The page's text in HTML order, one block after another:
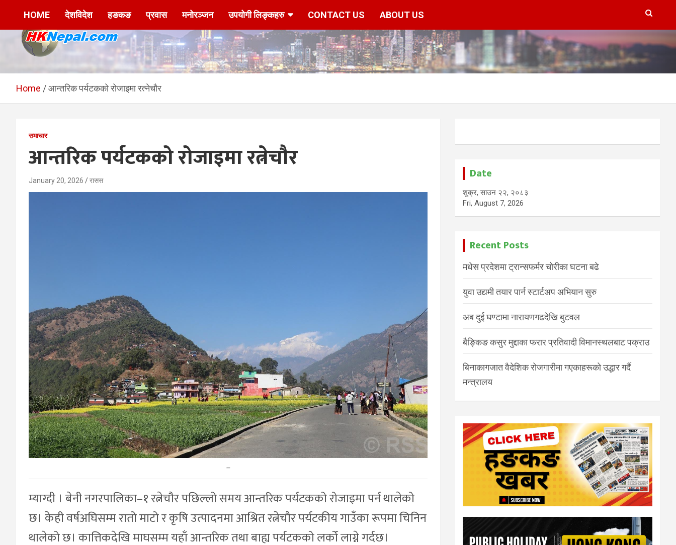
HKNepal.com –
हङकङबाट सञ्चालित पहिलो
hknepal, hknepal.com, hk nepal, hk nepal com
HOME देशविदेश हङकङ प्रवास मनोरञ्जन उपयोगी लिङ्कहरु CONTACT US ABOUT US
Home आन्तरिक पर्यटकको रोजाइमा रत्नेचौर
समाचार
आन्तरिक पर्यटकको रोजाइमा रत्नेचौर
January 20, 2026 रासस
–
म्याग्दी । बेनी नगरपालिका–१ रत्नेचौर पछिल्लो समय आन्तरिक पर्यटकको रोजाइमा पर्न थालेको
छ। केही वर्षअघिसम्म रातो माटो र कृषि उत्पादनमा आश्रित रत्नेचौर पर्यटकीय गाउँका रूपमा चिनिन
थालेको छ। कात्तिकदेखि माघसम्म यहाँ आन्तरिक तथा बाह्य पर्यटकको लर्को लाग्ने गर्दछ।
Date
शुक्र, साउन २२, २०८३
Fri, August 7, 2026
Recent Posts
मधेस प्रदेशमा ट्रान्सफर्मर चोरीका घटना बढे
युवा उद्यमी तयार पार्न स्टार्टअप अभियान सुरु
अब दुई घण्टामा नारायणगढदेखि बुटवल
बैङ्किङ कसुर मुद्दाका फरार प्रतिवादी विमानस्थलबाट पक्राउ
बिनाकागजात वैदेशिक रोजगारीमा गएकाहरूको उद्धार गर्दै
मन्त्रालय